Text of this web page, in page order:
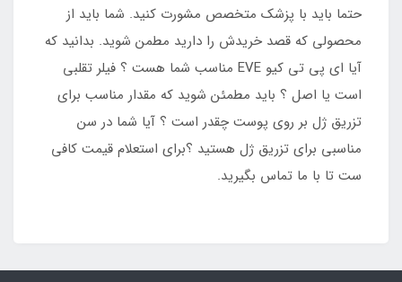
حتما باید با پزشک متخصص مشورت کنید. شما باید از
محصولی که قصد خریدش را دارید مطمن شوید. بدانید که
آیا ای پی تی کیو EVE مناسب شما هست ؟ فیلر تقلبی
است یا اصل ؟ باید مطمئن شوید که مقدار مناسب برای
تزریق ژل بر روی پوست چقدر است ؟ آیا شما در سن
مناسبی برای تزریق ژل هستید ؟برای استعلام قیمت کافی
ست تا با ما تماس بگیرید.